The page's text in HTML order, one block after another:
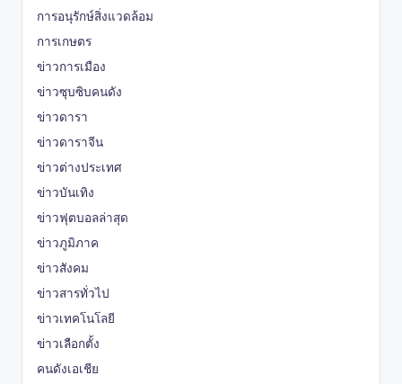
การอนุรักษ์สิ่งแวดล้อม
การเกษตร
ข่าวการเมือง
ข่าวซุบซิบคนดัง
ข่าวดารา
ข่าวดาราจีน
ข่าวต่างประเทศ
ข่าวบันเทิง
ข่าวฟุตบอลล่าสุด
ข่าวภูมิภาค
ข่าวสังคม
ข่าวสารทั่วไป
ข่าวเทคโนโลยี
ข่าวเลือกตั้ง
คนดังเอเชีย